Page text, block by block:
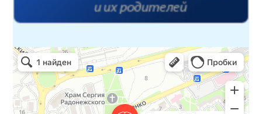
Детская библиотека № 14 Дружбы народов
Библиотека в Севастополе